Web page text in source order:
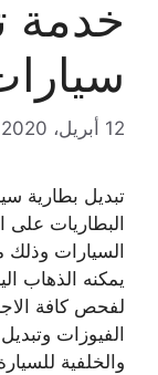
خدمة
12 أبريل، 2020
تبديل بطارية
البطاريات على
السيارات
يمكنه الذهاب
لفحص كافة
الفيوزات
والخلفية